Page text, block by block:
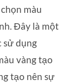
màu
Đây là một
sử dụng
vàng tạo
tạo nên sự